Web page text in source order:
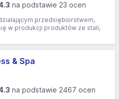
na podstawie 23 ocen
przedsiębiorstwem,
w produkcji produktów ze stali,
& Spa
na podstawie 2467 ocen